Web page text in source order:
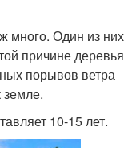
много. Один из них
причине деревья
порывов ветра
земле.
10-15 лет.